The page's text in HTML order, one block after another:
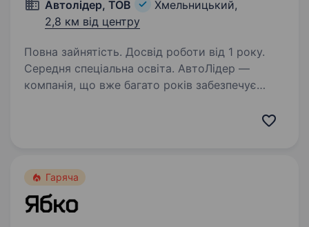
Автолідер, ТОВ
Хмельницький,
2,8 км від центру
Повна зайнятість. Досвід роботи від 1 року.
Середня спеціальна освіта. АвтоЛідер —
компанія, що вже багато років забезпечує
поділяють…
Гаряча